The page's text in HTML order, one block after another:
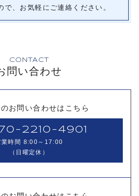
で、お気軽にご連絡ください。
CONTACT
問い合わせ
お問い合わせはこちら
2210-4901
業時間 8:00～17:00
（日曜定休）